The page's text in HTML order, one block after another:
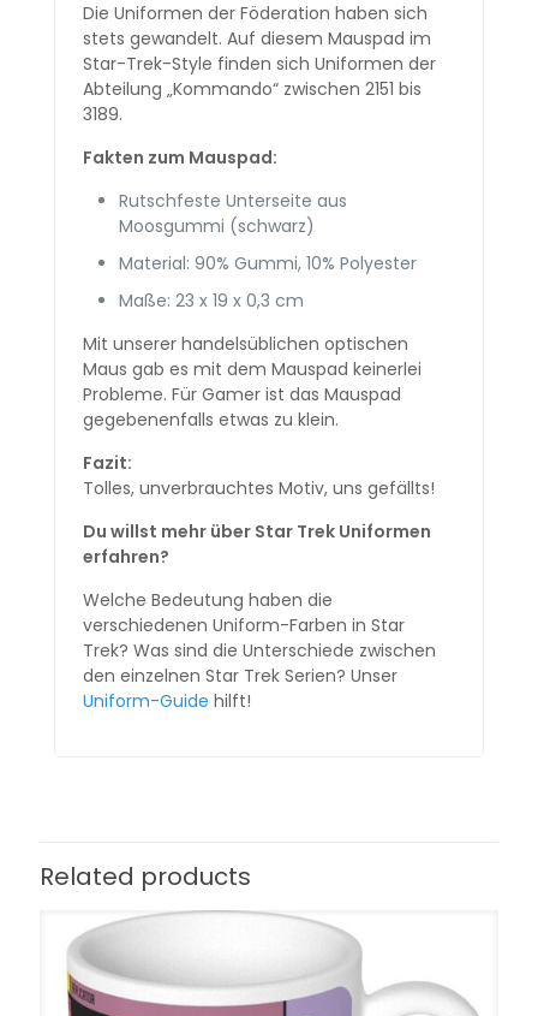
Die Uniformen der Föderation haben sich
stets gewandelt. Auf diesem Mauspad im
Star-Trek-Style finden sich Uniformen der
Abteilung „Kommando“ zwischen 2151 bis
3189.
Fakten zum Mauspad:
Rutschfeste Unterseite aus
Moosgummi (schwarz)
Material: 90% Gummi, 10% Polyester
Maße: 23 x 19 x 0,3 cm
Mit unserer handelsüblichen optischen
Maus gab es mit dem Mauspad keinerlei
Probleme. Für Gamer ist das Mauspad
gegebenenfalls etwas zu klein.
Fazit:
Tolles, unverbrauchtes Motiv, uns gefällts!
Du willst mehr über Star Trek Uniformen
erfahren?
Welche Bedeutung haben die
verschiedenen Uniform-Farben in Star
Trek? Was sind die Unterschiede zwischen
den einzelnen Star Trek Serien? Unser
Uniform-Guide hilft!
Related products